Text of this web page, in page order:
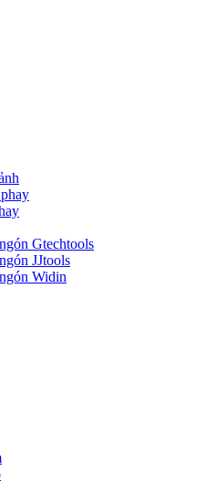
Gtechtools
JJtools
Widin